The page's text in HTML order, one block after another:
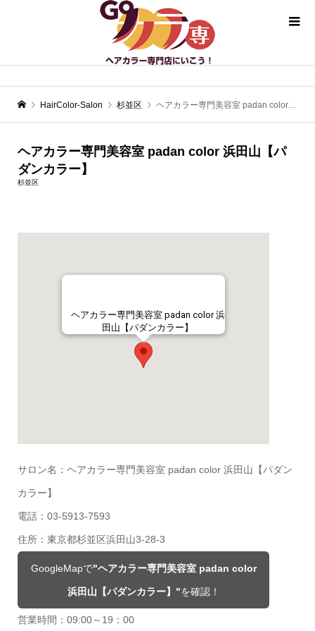
HairColor-Salon 杉並区 ヘアカラー専門美容室 padan color 浜田山【パダンカラー】
ヘアカラー専門美容室 padan color 浜田山【パ
ダンカラー】
杉並区
ヘアカラー専門美容室 padan color 浜
田山【パダンカラー】
サロン名：ヘアカラー専門美容室 padan color 浜田山【パダン
カラー】
電話：03-5913-7593
住所：東京都杉並区浜田山3-28-3
GoogleMapで"ヘアカラー専門美容室 padan color
浜田山【パダンカラー】"を確認！
営業時間：09:00～19：00